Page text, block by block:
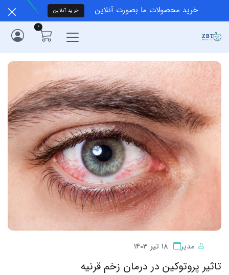
خرید محصولات ما بصورت آنلاین خرید آنلاین
0
مدیر
تاثیر پروتوکین در درمان زخم قرنیه